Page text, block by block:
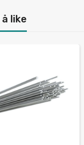
like